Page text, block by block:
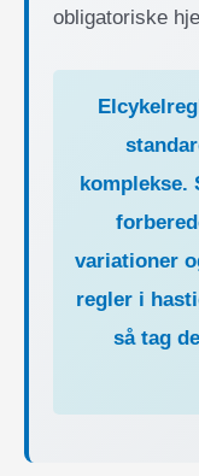
obligatoriske
komplekse.
variationer
regler i
så tag